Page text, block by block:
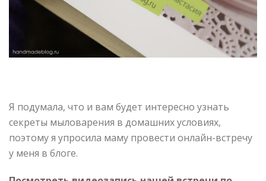
Я подумала, что и вам будет интересно узнать
секреты мыловарения в домашних условиях,
поэтому я упросила маму провести онлайн-встречу
у меня в блоге.